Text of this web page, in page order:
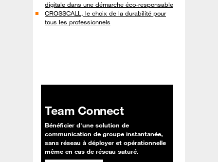
digitale dans une démarche éco-responsable
CROSSCALL, le choix de la durabilité pour
tous les professionnels
Team Connect
Bénéficier d'une solution de
communication de groupe instantanée,
sans réseau à déployer et opérationnelle
même en cas de réseau saturé.